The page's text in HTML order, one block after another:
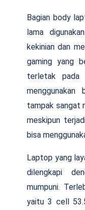
Bagian body
lama
kekinian dan
gaming yang
terletak pada
tampak sangat
meskipun
bisa
Laptop yang
dilengkapi
mumpuni.
yaitu 3 cell